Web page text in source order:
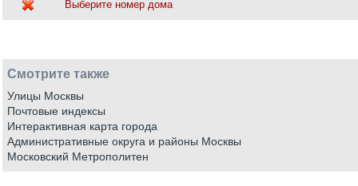
Выберите номер дома
Смотрите также
Улицы Москвы
Почтовые индексы
Интерактивная карта города
Административные округа и районы Москвы
Московский Метрополитен